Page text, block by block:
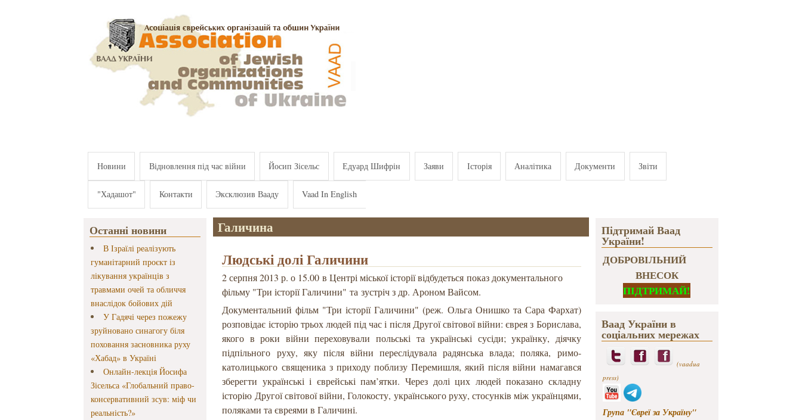
Новини Відновлення під час війни Йосип Зісельс Едуард Шифрін Заяви Історія Аналітика Документи Звіти
"Хадашот" Контакти Эксклюзив Вааду Vaad In English
Останні новини
В Ізраїлі реалізують
гуманітарний проєкт із
лікування українців з
травмами очей та обличчя
внаслідок бойових дій
У Гадячі через пожежу
зруйновано синагогу біля
поховання засновника руху
«Хабад» в Україні
Онлайн-лекція Йосифа
Зісельса «Глобальний право-
консервативний зсув: міф чи
реальність?»
Галичина
Людські долі Галичини
2 серпня 2013 р. о 15.00 в Центрі міської історії відбудеться показ документального
фільму "Три історії Галичини" та зустріч з др. Ароном Вайсом.
Документальний фільм "Три історії Галичини" (реж. Ольга Онишко та Сара Фархат)
розповідає історію трьох людей під час і після Другої світової війни: єврея з Борислава,
якого в роки війни переховували польські та українські сусіди; українку, діячку
підпільного руху, яку після війни переслідувала радянська влада; поляка, римо-
католицького священика з приходу поблизу Перемишля, який після війни намагався
зберегти українські і єврейські пам’ятки. Через долі цих людей показано складну
історію Другої світової війни, Голокосту, українського руху, стосунків між українцями,
поляками та євреями в Галичині.
Підтримай Ваад
України!
ДОБРОВІЛЬНИЙ
ВНЕСОК
ПІДТРИМАЙ!
Ваад України в
соціальних мережах
(vaadua
press)
Група "Євреї за Україну"